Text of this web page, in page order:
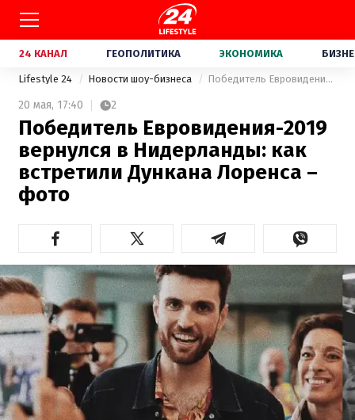
24 КАНАЛ ГЕОПОЛИТИКА ЭКОНОМИКА
Lifestyle 24 Новости шоу-бизнеса Победитель Евровидения-2019 вернулся в Нидерланды: как встретили Дункана Лоренса – фото
20 мая, 17:40 2
Победитель Евровидения-2019
вернулся в Нидерланды: как
встретили Дункана Лоренса –
фото